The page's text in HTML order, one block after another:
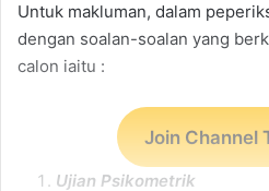
Untuk makluman, dalam
dengan soalan-soalan yang
calon iaitu :
Join Channel
Ujian Psikometrik